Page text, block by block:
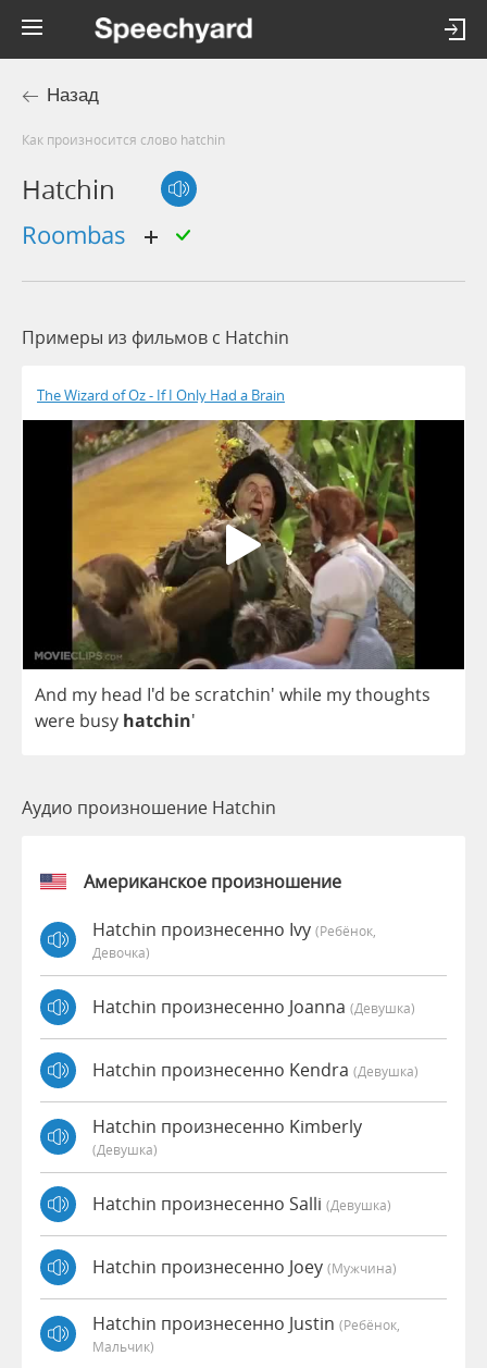
Назад
Как произносится слово hatchin
Hatchin
roombas
Примеры из фильмов c Hatchin
The Wizard of Oz - If I Only Had a Brain
And my head I'd be scratchin' while mythoughts
were busy hatchin'
Аудио произношение Hatchin
Американское произношение
Hatchin произнесенно Ivy (Ребёнок,
Девочка)
Hatchin произнесенно Joanna (девушка)
Hatchin произнесенно Kendra (девушка)
Hatchin произнесенно Kimberly
(девушка)
Hatchin произнесенно Salli (девушка)
Hatchin произнесенно Joey (мужчина)
Hatchin произнесенно Justin (Ребёнок,
Мальчик)